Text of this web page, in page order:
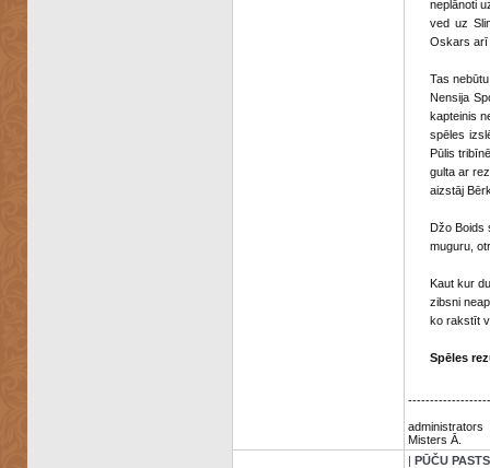
neplānoti
ved uz
Oskars arī
Tas
Nensija
kapteinis
spēles
Pūlis
gulta ar
aizstāj
Džo Boids
muguru,
Kaut kur
zibsni
ko rakstīt
Spēles
administrators
Misters Ā.
| PŪČU PASTS